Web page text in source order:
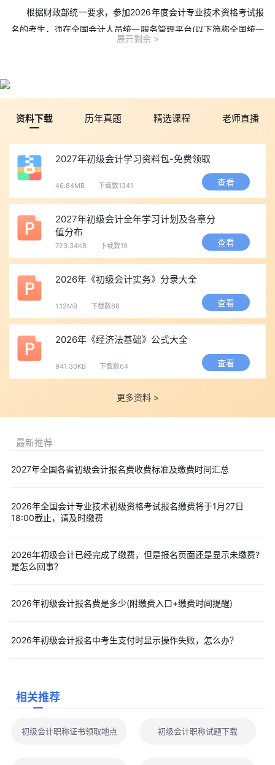
根据财政部统一要求，参加2026年度会计专业技术资格考试报
名的考生，须在全国会计人员统一服务管理平台(以下简称全国统一
平台，网址：https://ausm.mof.gov.cn/index/)进行个人账户注
考试服务-网上报名”进行报名。
(二)报名地区选择
条件的其他人员，在其户籍所在地或居住地报名。浙江非宁波地区
的考生应在报考省份中选择“浙江省(除宁波市外)”，宁波地区考生在
报考省份中选择“浙江省宁波市”。
考生须严格按照网站提示的要求提交相关佐证材料，由属地考
试管理机构审核通过后再进行考试报名。
浙江省2026年度会计专业技术初级、高级资格考试
2026年1月5日—1月27日12:00
缴费截止时间为
2026年1月27日18:00
报名后需要缴费，为了让考生不再错过缴费，小编建议考生可
立即填写本文顶部免费预约短信提醒服务，届时我们会及时通知考
生2026年初级会计缴费截止时间，助您顺利完成报考。
点击查看>>2026年全国各省初级会计报名费用及缴费时间汇
集，以免影响考试报名。
缴费之前，考生须仔细核对本人所有信息，并对本人填写信息
加、修改、变更考试科目，不得申请退费。已在网上提交报名订单
但未成功缴费的，视同放弃考试报名。
答：考生在全国统一平台报名资料审核通过后即进入网上缴费
阶段，点击“生成订单”，确认相关提示后点击“支付”按钮，网页将自
付功能的银联卡、支付宝等支付方式(如有支付问题，请拨打客服热
“网上支付”应注意哪些事项?
注意卡内资金安全;
(3)如果因为种种原因网上支付没有成功的，考生可点击报名系
统中“支付”按钮重新支付，但请注意不要重复缴费。
展开剩余
资料下载 历年真题 精选课程 老师直播
2027年初级会计学习资料包-免费领取
46.84MB 下载数1341 查看
2027年初级会计全年学习计划及各章分
值分布
723.34KB 下载数19 查看
2026年《初级会计实务》分录大全
1.12MB 下载数68 查看
2026年《经济法基础》公式大全
941.30KB 下载数64 查看
更多资料 >
最新推荐
2027年全国各省初级会计报名费收费标准及缴费时间汇总
2026年全国会计专业技术初级资格考试报名缴费将于1月27日
18:00截止，请及时缴费
2026年初级会计已经完成了缴费，但是报名页面还是显示未缴费?
是怎么回事?
2026年初级会计报名费是多少(附缴费入口+缴费时间提醒)
2026年初级会计报名中考生支付时显示操作失败，怎么办？
相关推荐
初级会计职称证书领取地点 初级会计职称试题下载